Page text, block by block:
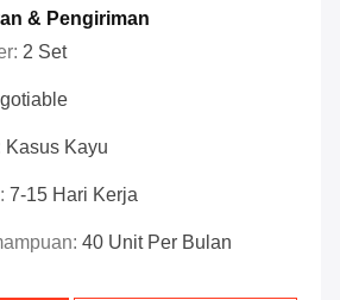
& Pengiriman
2 Set
Kasus Kayu
7-15 Hari Kerja
40 Unit Per Bulan